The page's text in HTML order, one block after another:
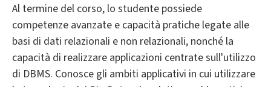
Al termine del corso, lo studente possiede
competenze avanzate e capacità pratiche legate alle
basi di dati relazionali e non relazionali, nonché la
capacità di realizzare applicazioni centrate sull'utilizzo
di DBMS. Conosce gli ambiti applicativi in cui utilizzare